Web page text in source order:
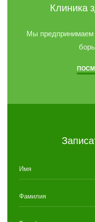
Клиника
Мы предпринимаем